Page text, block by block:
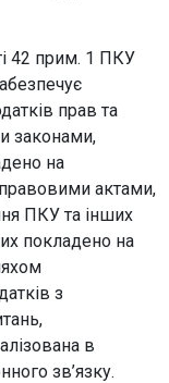
42 прим. 1 ПКУ
прав та
законами,
на
актами,
ПКУ та інших
покладено на
з
в
зв’язку.